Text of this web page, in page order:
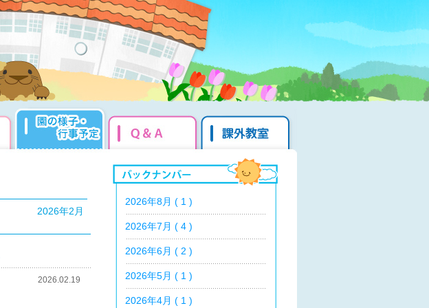
2026年2月
2026.02.19
2026年8月 ( 1 )
2026年7月 ( 4 )
2026年6月 ( 2 )
2026年5月 ( 1 )
2026年4月 ( 1 )